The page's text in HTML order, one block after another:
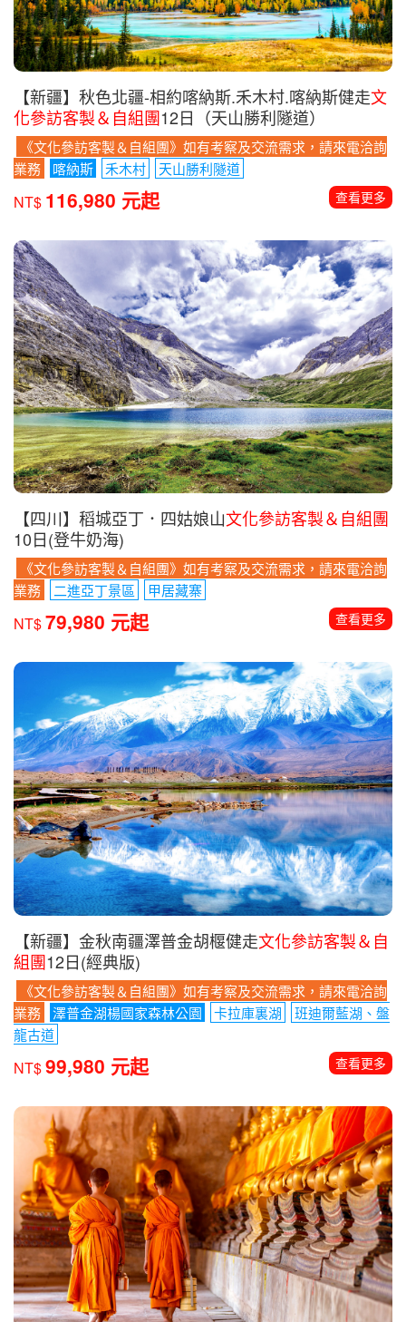
【新疆】秋色北疆-相約喀納斯.禾木村.喀納斯健走文
化參訪客製＆自組團12日（天山勝利隧道）
《文化參訪客製＆自組團》如有考察及交流需求，請來電洽詢
業務
喀納斯 禾木村 天山勝利隧道
NT$ 116,980 元起 查看更多
【四川】稻城亞丁．四姑娘山文化參訪客製＆自組團
10日(登牛奶海)
《文化參訪客製＆自組團》如有考察及交流需求，請來電洽詢
業務
二進亞丁景區 甲居藏寨
NT$79,980 元起 查看更多
【新疆】金秋南疆澤普金胡椻健走文化參訪客製＆自
組團12日(經典版)
《文化參訪客製＆自組團》如有考察及交流需求，請來電洽詢
業務
澤普金湖楊國家森林公園 卡拉庫裏湖
班迪爾藍湖、盤
龍古道
NT$99,980 元起 查看更多